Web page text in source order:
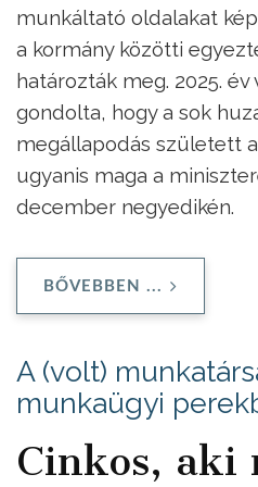
munkáltató oldalakat
a kormány közötti
határozták meg. 2025.
gondolta, hogy a sok
megállapodás született
ugyanis maga a
december negyedikén.
BŐVEBBEN ...
A (volt)
munkaügyi
Cinkos, aki